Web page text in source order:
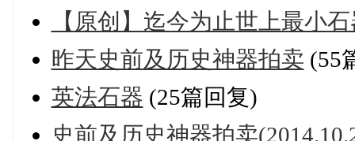
【原创】迄今为止世上最小
昨天史前及历史神器拍卖 (55
英法石器 (25篇回复)
史前及历史神器拍卖